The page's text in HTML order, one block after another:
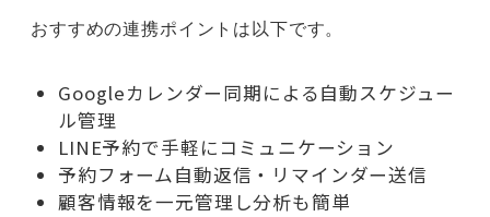
おすすめの連携ポイントは以下です。
Googleカレンダー同期による自動スケジュー
ル管理
LINE予約で手軽にコミュニケーション
予約フォーム自動返信・リマインダー送信
顧客情報を一元管理し分析も簡単